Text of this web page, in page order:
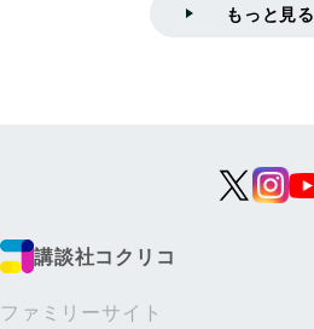
もっと見る
講談社コクリコ
ファミリーサイト